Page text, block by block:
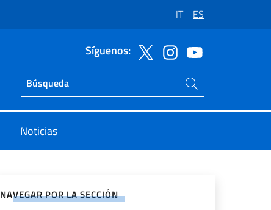
IT ES
Síguenos:
Ricerca sito live
Buscar en el sitio
Noticias
NAVEGAR POR LA SECCIÓN